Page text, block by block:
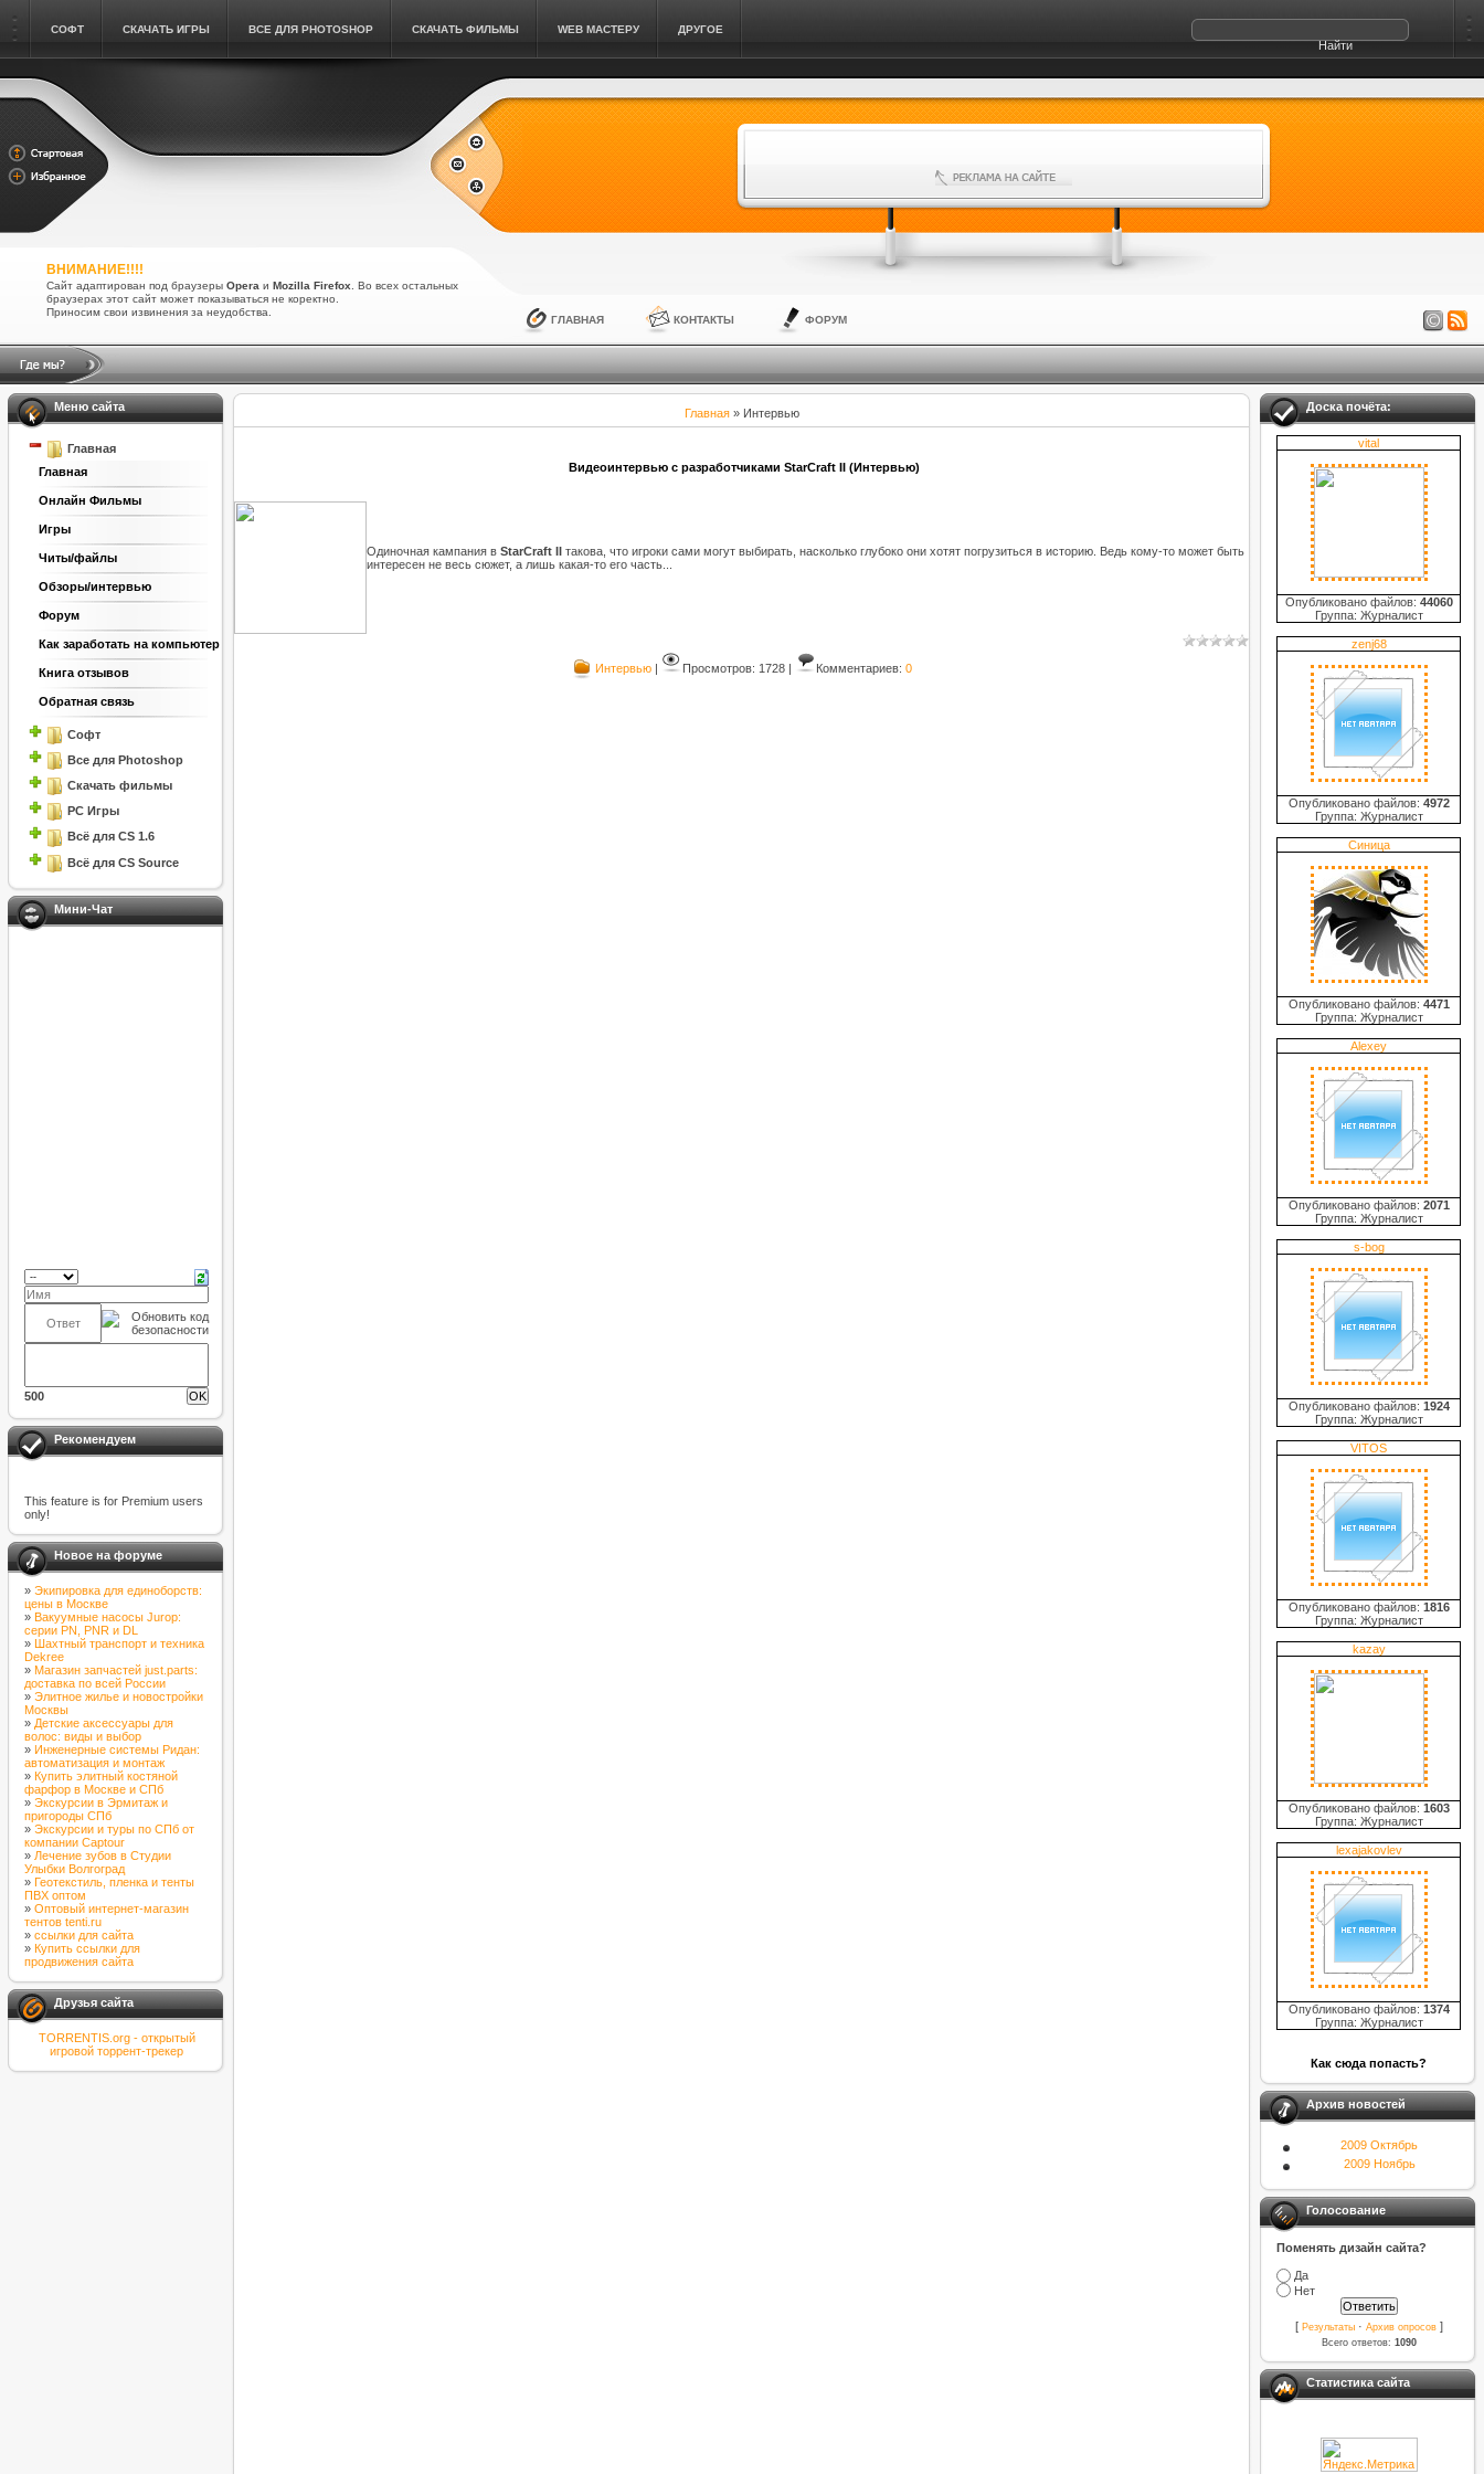
СОФТ СКАЧАТЬ ИГРЫ ВСЕ ДЛЯ PHOTOSHOP СКАЧАТЬ ФИЛЬМЫ WEB МАСТЕРУ ДРУГОЕ
ВНИМАНИЕ!!!!
Сайт адаптирован под браузеры Opera и Mozilla Firefox. Во всех остальных
браузерах этот сайт может показываться не коректно.
Приносим свои извинения за неудобства.
ГЛАВНАЯ КОНТАКТЫ ФОРУМ
Меню сайта
Главная
Главная
Онлайн Фильмы
Игры
Читы/файлы
Обзоры/интервью
Форум
Как заработать на компьютер
Книга отзывов
Обратная связь
Софт
Все для Photoshop
Скачать фильмы
PC Игры
Всё для CS 1.6
Всё для CS Source
Мини-Чат
500
Рекомендуем
This feature is for Premium users
only!
Новое на форуме
» Экипировка для единоборств:
цены в Москве
» Вакуумные насосы Jurop:
серии PN, PNR и DL
» Шахтный транспорт и техника
Dekree
» Магазин запчастей just.parts:
доставка по всей России
» Элитное жилье и новостройки
Москвы
» Детские аксессуары для
волос: виды и выбор
» Инженерные системы Ридан:
автоматизация и монтаж
» Купить элитный костяной
фарфор в Москве и СПб
» Экскурсии в Эрмитаж и
пригороды СПб
» Экскурсии и туры по СПб от
компании Captour
» Лечение зубов в Студии
Улыбки Волгоград
» Геотекстиль, пленка и тенты
ПВХ оптом
» Оптовый интернет-магазин
тентов tenti.ru
» ссылки для сайта
» Купить ссылки для
продвижения сайта
Друзья сайта
TORRENTIS.org - открытый
игровой торрент-трекер
Главная» Интервью
Видеоинтервью с разработчиками StarCraft II (Интервью)
Одиночная кампания в StarCraft II такова, что игроки сами могут выбирать, насколько глубоко они хотят погрузиться в историю. Ведь кому-то может быть
интересен не весь сюжет, а лишь какая-то его часть...
Интервью| Просмотров: 1728 | Комментариев: 0
Доска почёта:
vital
Опубликовано файлов: 44060
Группа: Журналист
zenj68
Опубликовано файлов: 4972
Группа: Журналист
Синица
Опубликовано файлов: 4471
Группа: Журналист
Alexey
Опубликовано файлов: 2071
Группа: Журналист
s-bog
Опубликовано файлов: 1924
Группа: Журналист
VITOS
Опубликовано файлов: 1816
Группа: Журналист
kazay
Опубликовано файлов: 1603
Группа: Журналист
lexajakovlev
Опубликовано файлов: 1374
Группа: Журналист
Как сюда попасть?
Архив новостей
2009 Октябрь
2009 Ноябрь
Голосование
Поменять дизайн сайта?
Да
Нет
[ Результаты· Архив опросов]
Всего ответов: 1090
Статистика сайта